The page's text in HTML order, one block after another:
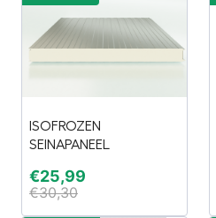
ISOFROZEN
SEINAPANEEL
€25,99
€30,30